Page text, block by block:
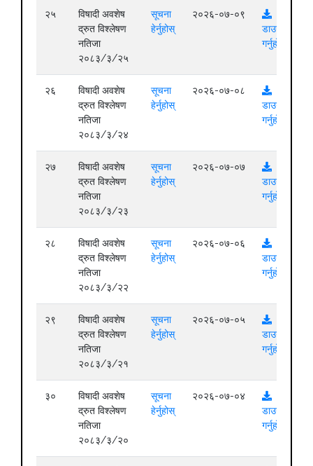
२५
विषादी अवशेष
द्रुत विश्लेषण
नतिजा
२०८३/३/२५
सूचना
हेर्नुहोस्
२०२६-०७-०९
डाउनलोड
गर्नुहोस्
२६
विषादी अवशेष
द्रुत विश्लेषण
नतिजा
२०८३/३/२४
सूचना
हेर्नुहोस्
२०२६-०७-०८
डाउनलोड
गर्नुहोस्
२७
विषादी अवशेष
द्रुत विश्लेषण
नतिजा
२०८३/३/२३
सूचना
हेर्नुहोस्
२०२६-०७-०७
डाउनलोड
गर्नुहोस्
२८
विषादी अवशेष
द्रुत विश्लेषण
नतिजा
२०८३/३/२२
सूचना
हेर्नुहोस्
२०२६-०७-०६
डाउनलोड
गर्नुहोस्
२९
विषादी अवशेष
द्रुत विश्लेषण
नतिजा
२०८३/३/२१
सूचना
हेर्नुहोस्
२०२६-०७-०५
डाउनलोड
गर्नुहोस्
३०
विषादी अवशेष
द्रुत विश्लेषण
नतिजा
२०८३/३/२०
सूचना
हेर्नुहोस्
२०२६-०७-०४
डाउनलोड
गर्नुहोस्